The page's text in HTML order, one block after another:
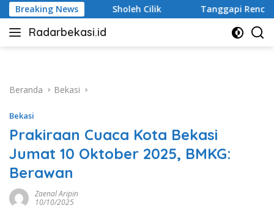
Langsung
ke
konten
Breaking News
Sholeh Cilik Tanggapi Rencana Tugu Peringatan,
Radarbekasi.id
Berita
Beranda
Bekasi
Bekasi
Prakiraan Cuaca Kota Bekasi
Jumat 10 Oktober 2025, BMKG:
Berawan
Zaenal Aripin
10/10/2025